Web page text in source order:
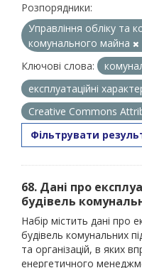
Розпорядники:
Управління обліку та
комунального майна
Ключові слова:
експлуатаційні
Creative Commons
Фільтрувати
68. Дані про
будівель
Набір містить дані про
будівель комунальних
та організацій, в яких
енергетичного